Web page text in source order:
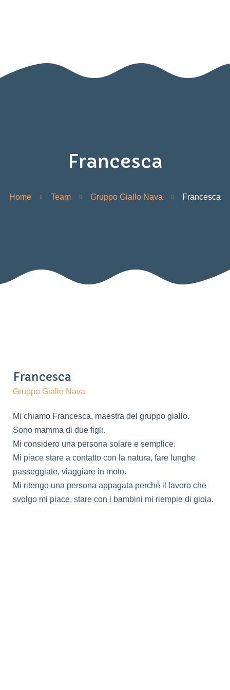
Blog
Francesca
Home Team Gruppo Giallo Nava Francesca
Francesca
Gruppo Giallo Nava
Mi chiamo Francesca, maestra del gruppo giallo.
Sono mamma di due figli.
Mi considero una persona solare e semplice.
Mi piace stare a contatto con la natura, fare lunghe
passeggiate, viaggiare in moto.
Mi ritengo una persona appagata perché il lavoro che
svolgo mi piace, stare con i bambini mi riempie di gioia.